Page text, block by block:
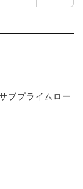
ブプライムロー